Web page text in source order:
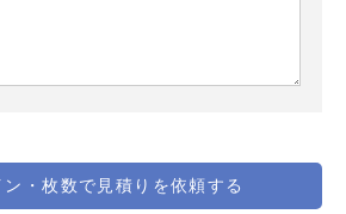
ン・枚数で見積りを依頼する